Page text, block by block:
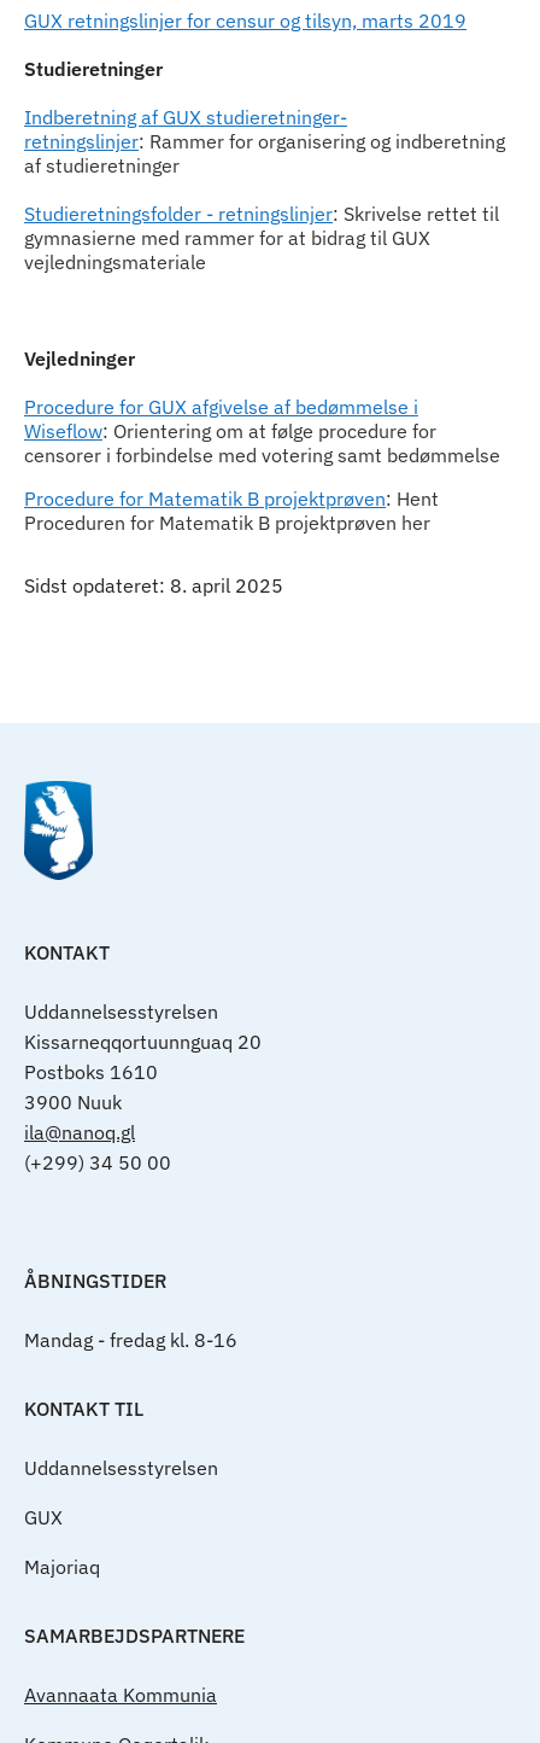
GUX retningslinjer for censur og tilsyn, marts 2019
Studieretninger
Indberetning af GUX studieretninger-
retningslinjer: Rammer for organisering og indberetning
af studieretninger
Studieretningsfolder - retningslinjer: Skrivelse rettet til
gymnasierne med rammer for at bidrag til GUX
vejledningsmateriale
Vejledninger
Procedure for GUX afgivelse af bedømmelse i
Wiseflow: Orientering om at følge procedure for
censorer i forbindelse med votering samt bedømmelse
Procedure for Matematik B projektprøven: Hent
Proceduren for Matematik B projektprøven her
Sidst opdateret: 8. april 2025
KONTAKT
Uddannelsesstyrelsen
Kissarneqqortuunnguaq 20
Postboks 1610
3900 Nuuk
ila@nanoq.gl
(+299) 34 50 00
ÅBNINGSTIDER
Mandag - fredag kl. 8-16
KONTAKT TIL
Uddannelsesstyrelsen
GUX
Majoriaq
SAMARBEJDSPARTNERE
Avannaata Kommunia